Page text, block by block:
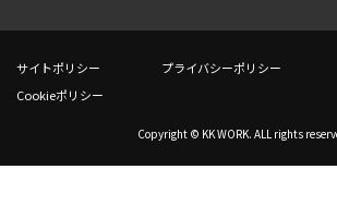
サイトポリシー プライバシーポリシー
Cookieポリシー
Copyright © KK WORK. ALL rights